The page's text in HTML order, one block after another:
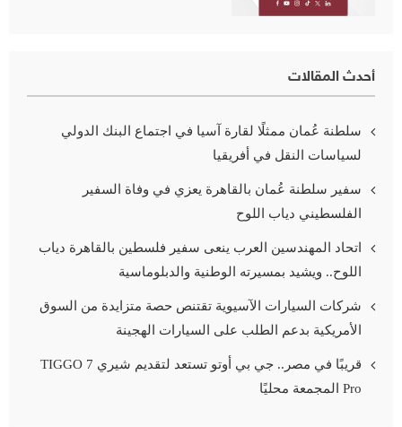
أحدث المقالات
سلطنة عُمان ممثلًا لقارة آسيا في اجتماع البنك الدولي
لسياسات النقل في أفريقيا
سفير سلطنة عُمان بالقاهرة يعزي في وفاة السفير
الفلسطيني دياب اللوح
اتحاد المهندسين العرب ينعى سفير فلسطين بالقاهرة دياب
اللوح.. ويشيد بمسيرته الوطنية والدبلوماسية
شركات السيارات الآسيوية تقتنص حصة متزايدة من السوق
الأمريكية بدعم الطلب على السيارات الهجينة
قريبًا في مصر.. جي بي أوتو تستعد لتقديم شيري TIGGO 7
Pro المجمعة محليًا